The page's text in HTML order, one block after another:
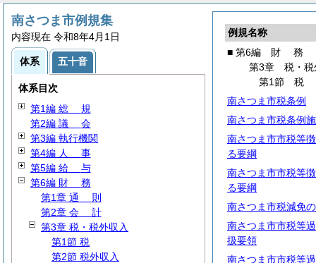
例規名称
■ 第6編 財 務
第3章 税・税
第1節 税
南さつま市税条例
南さつま市税条例
南さつま市市税等
る要綱
南さつま市市税等
る要綱
南さつま市税減免
南さつま市市税等
扱要領
南さつま市市税等
南さつま市例規集
内容現在 令和8年4月1日
体系 五十音
体系目次
第1編 総 規
第2編 議 会
第3編 執行機関
第4編 人 事
第5編 給 与
第6編 財 務
第1章 通 則
第2章 会 計
第3章 税・税外収入
第1節 税
第2節 税外収入